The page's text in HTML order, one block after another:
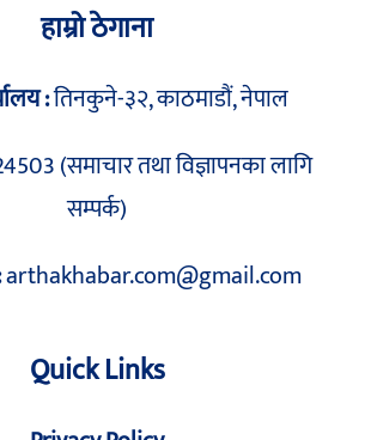
हाम्रो ठेगाना
:तिनकुने-३२, काठमाडौं, नेपाल
(समाचार तथा विज्ञापनका लागि
सम्पर्क)
arthakhabar.com@gmail.com
Quick Links